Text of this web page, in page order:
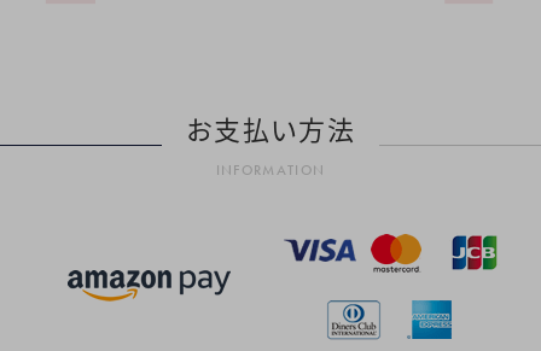
お支払い方法
INFORMATION